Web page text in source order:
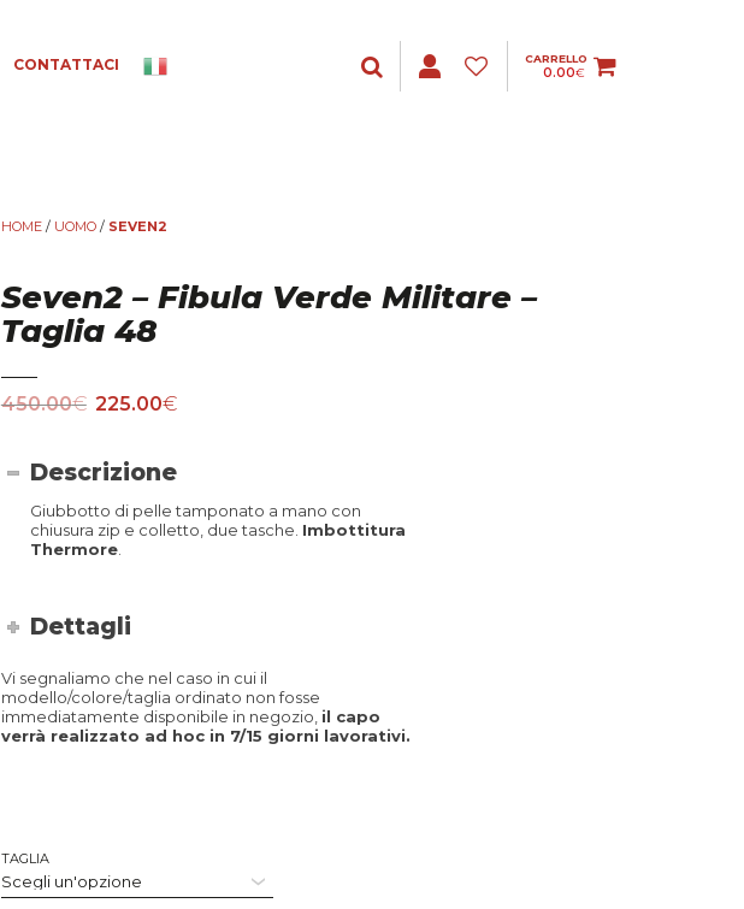
CARRELLO
0.00€
CONTATTACI
HOME/ UOMO/ SEVEN2
Seven2 – Fibula Verde Militare –
Taglia 48
450.00€ 225.00€
Descrizione
Giubbotto di pelle tamponato a mano con
chiusura zip e colletto, due tasche. Imbottitura
Thermore
Dettagli
Vi segnaliamo che nel caso in cui il
modello/colore/taglia ordinato non fosse
immediatamente disponibile in negozio, il capo
verrà realizzato ad hoc in 7/15 giorni lavorativi.
TAGLIA